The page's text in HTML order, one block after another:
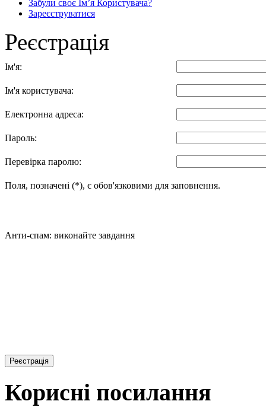
Забули своє Ім’я Користувача?
Зареєструватися
Реєстрація
Ім'я:
Ім'я користувача:
Електронна адреса:
Пароль:
Перевірка паролю:
Поля, позначені (*), є обов'язковими для заповнення.
Анти-спам: виконайте завдання
Реєстрація
Корисні посилання